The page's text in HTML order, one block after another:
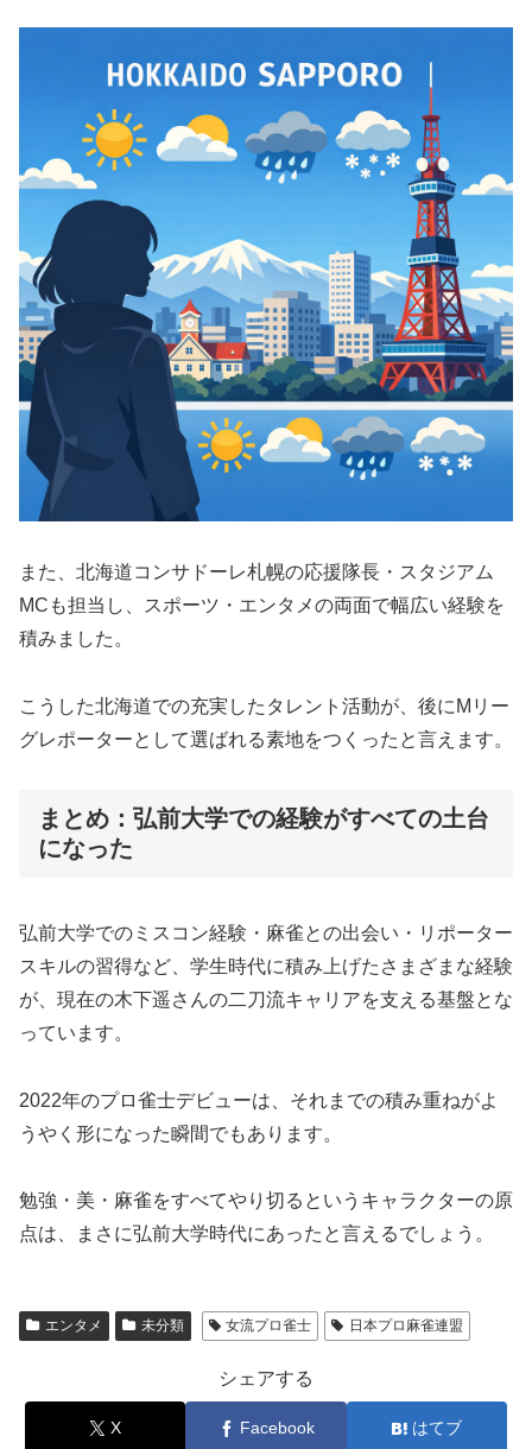
また、北海道コンサドーレ札幌の応援隊長・スタジアム
MCも担当し、スポーツ・エンタメの両面で幅広い経験を
積みました。
こうした北海道での充実したタレント活動が、後にMリー
グレポーターとして選ばれる素地をつくったと言えます。
まとめ：弘前大学での経験がすべての土台
になった
弘前大学でのミスコン経験・麻雀との出会い・リポーター
スキルの習得など、学生時代に積み上げたさまざまな経験
が、現在の木下遥さんの二刀流キャリアを支える基盤とな
っています。
2022年のプロ雀士デビューは、それまでの積み重ねがよ
うやく形になった瞬間でもあります。
勉強・美・麻雀をすべてやり切るというキャラクターの原
点は、まさに弘前大学時代にあったと言えるでしょう。
エンタメ 未分類 女流プロ雀士 日本プロ麻雀連盟
シェアする
X Facebook はてブ